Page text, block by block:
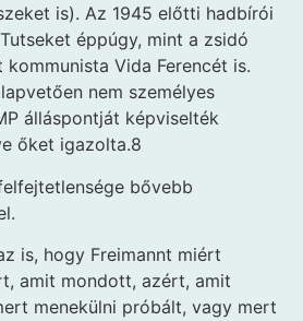
is). Az 1945 előtti hadbírói
éppúgy, mint a zsidó
kommunista Vida Ferencét is.
nem személyes
álláspontját képviselték
őket igazolta.8
bővebb
is, hogy Freimannt miért
amit mondott, azért, amit
menekülni próbált, vagy mert